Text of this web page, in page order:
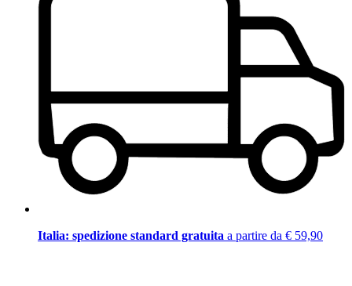
Italia: spedizione standard gratuita a partire da € 59,90